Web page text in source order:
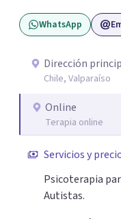
(incluyendo la
entrego un informe
que "enmascarar"
profundamente
Complejo y la
se trata solo de
agotamiento. Modalidad: Atención 100% Online (Video o
Solo Voz, tú eliges).
un camino de
WhatsApp
Dirección
Chile, Valparaíso
Online
Terapia online
Servicios y
Psicoterapia
Autistas.